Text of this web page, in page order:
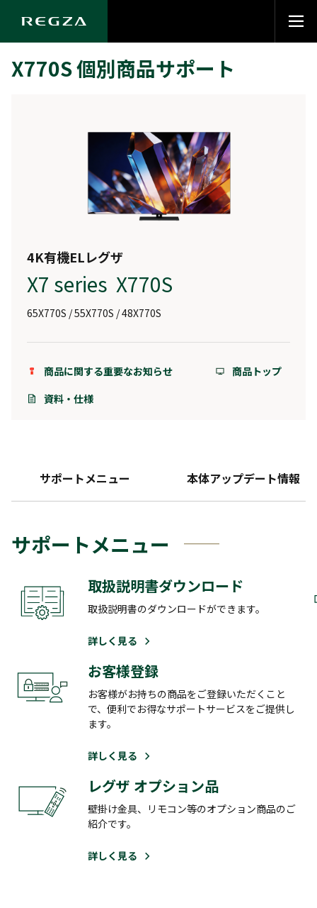
X770S 個別商品サポート
4K有機ELレグザ
X7 series X770S
65X770S / 55X770S / 48X770S
商品に関する重要なお知らせ
商品トップ
資料・仕様
サポートメニュー 本体アップデート情報
サポートメニュー
取扱説明書ダウンロード
取扱説明書のダウンロードができます。
詳しく見る
お客様登録
お客様がお持ちの商品をご登録いただくこと
で、便利でお得なサポートサービスをご提供し
ます。
詳しく見る
レグザ オプション品
壁掛け金具、リモコン等のオプション商品のご
紹介です。
詳しく見る